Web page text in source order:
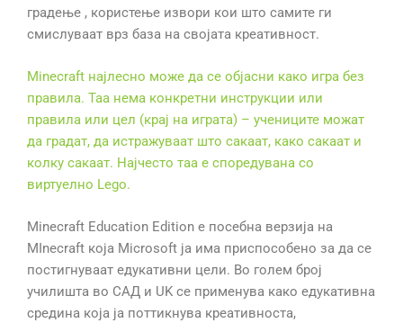
градење , користење извори кои што самите ги
смислуваат врз база на својата креативност.
Minecraft најлесно може да се објасни како игра без
правила. Таа нема конкретни инструкции или
правила или цел (крај на играта) – учениците можат
да градат, да истражуваат што сакаат, како сакаат и
колку сакаат. Најчесто таа е споредувана со
виртуелно Lego.
Minecraft Education Edition е посебна верзија на
MInecraft која Microsoft ја има приспособено за да се
постигнуваат едукативни цели. Во голем број
училишта во САД и UK се применува како едукативна
средина која ја поттикнува креативноста,